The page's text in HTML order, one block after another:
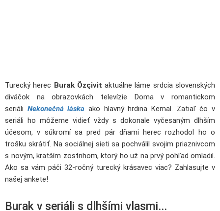
Turecký herec Burak Özçivit aktuálne láme srdcia slovenských
diváčok na obrazovkách televízie Doma v romantickom
seriáli Nekonečná láska ako hlavný hrdina Kemal. Zatiaľ čo v
seriáli ho môžeme vidieť vždy s dokonale vyčesaným dlhším
účesom, v súkromí sa pred pár dňami herec rozhodol ho o
trošku skrátiť. Na sociálnej sieti sa pochválil svojim priaznivcom
s novým, kratším zostrihom, ktorý ho už na prvý pohľad omladil.
Ako sa vám páči 32-ročný turecký krásavec viac? Zahlasujte v
našej ankete!
Burak v seriáli s dlhšími vlasmi...